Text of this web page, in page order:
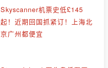
Skyscanner机票史低£145
起！近期回国抓紧订！上海北
京广州都便宜